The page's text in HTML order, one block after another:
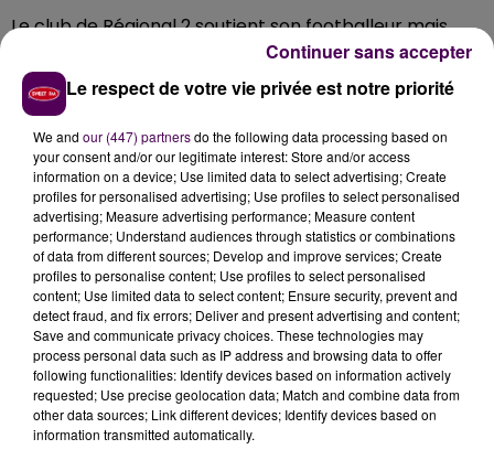
Le club de Régional 2 soutient son footballeur mais
Thibaut Loubier a aussi des encouragements de son
employeur,puisqu'il est brancardier à l'hôpital de
Bourges
"Ça fait plaisir, quand on est au travail, ça
nous permet de parler d'autre chose"poursuit
l'intéressé. C'est le community manager du club
berrichon, Maxime Turpin, qui a inscrit le joueur à ce
prix. En plus d'un coup de projecteur sur l'ES Trouy,
cette compétition facilite les échanges entre des
footballeurs à travers le monde :"Au tour précédent,
Thibaut était opposé à un Kenyan. Samuel Karanja
nous a écrit pour nous féliciter. On a reçu des
soutiens aussi de sportifs professionnels comme
Morgan Sanson de l'OGC Nice, natif du Cher. Il y a
Charlotte Bilbault aussi qui a été une joueuse
internationale, qui joue au Canada maintenant
votes sont ouverts uniquement ce mardi 18 mars sur
Le respect de votre vie privée est notre priorité
We and our (447) partnersdo the following data processing based on
your consent and/or our legitimate interest: Store and/or access
information on a device; Use limited data to select advertising; Create
profiles for personalised advertising; Use profiles to select personalised
advertising; Measure advertising performance; Measure content
performance; Understand audiences through statistics or combinations
of data from different sources; Develop and improve services; Create
profiles to personalise content; Use profiles to select personalised
content; Use limited data to select content; Ensure security, prevent and
detect fraud, and fix errors; Deliver and present advertising and content;
Save and communicate privacy choices. These technologies may
process personal data such as IP address and browsing data to offer
following functionalities: Identify devices based on information actively
requested; Use precise geolocation data; Match and combine data from
other data sources; Link different devices; Identify devices based on
information transmitted automatically.
Continuer sans accepter